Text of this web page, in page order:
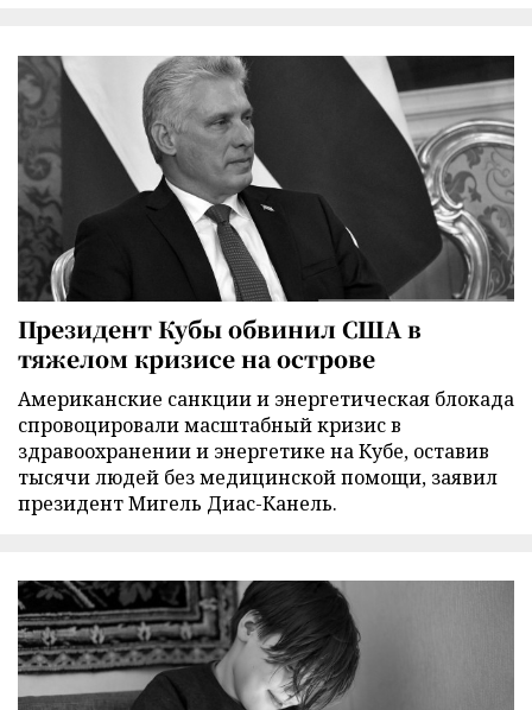
Президент Кубы обвинил США в
тяжелом кризисе на острове
Американские санкции и энергетическая блокада
спровоцировали масштабный кризис в
здравоохранении и энергетике на Кубе, оставив
тысячи людей без медицинской помощи, заявил
президент Мигель Диас-Канель.